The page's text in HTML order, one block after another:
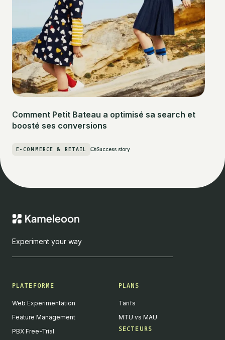
Comment Petit Bateau a optimisé sa search et
boosté ses conversions
E-COMMERCE & RETAIL Success story
Experiment your way
PLATEFORME
Web Experimentation
Feature Management
PBX Free-Trial
PLANS
Tarifs
MTU vs MAU
SECTEURS